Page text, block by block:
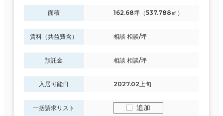
面積 162.68坪（537.788㎡）
賃料（共益費含） 相談 相談/坪
預託金 相談 相談/坪
入居可能日 2027.02上旬
一括請求リスト 追加